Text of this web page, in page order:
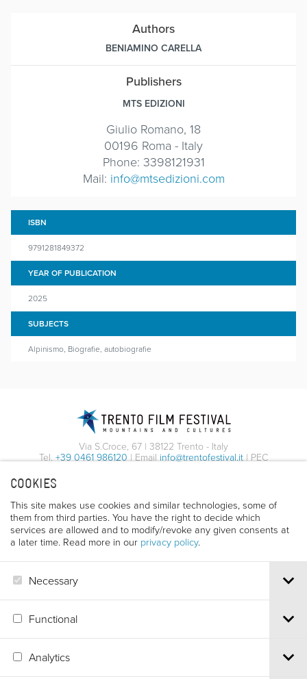
COOKIES
This site makes use cookies and similar technologies, some of
them from third parties. You have the right to decide which
services are allowed and to modify/revoke any given consents at
a later time. Read more in our privacy policy.
Necessary
Functional
Analytics
Authors
BENIAMINO CARELLA
Publishers
MTS EDIZIONI
Giulio Romano, 18
00196 Roma - Italy
Phone: 3398121931
Mail: info@mtsedizioni.com
ISBN
9791281849372
YEAR OF PUBLICATION
2025
SUBJECTS
Alpinismo, Biografie, autobiografie
Via S.Croce, 67 | 38122 Trento - Italy
Tel. +39 0461 986120 | Email info@trentofestival.it | PEC